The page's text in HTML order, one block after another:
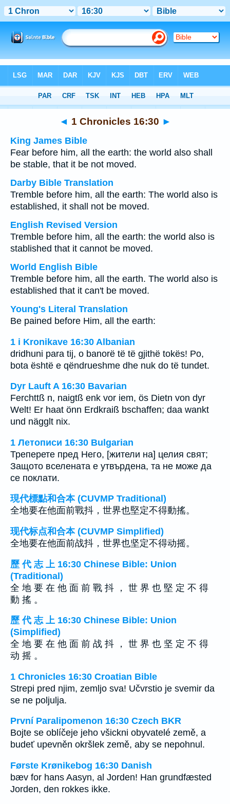
> 1 Chronicles 16:30
◄ 1 Chronicles 16:30 ►
King James Bible
Fear before him, all the earth: the world also shall
be stable, that it be not moved.
Darby Bible Translation
Tremble before him, all the earth: The world also is
established, it shall not be moved.
English Revised Version
Tremble before him, all the earth: the world also is
stablished that it cannot be moved.
World English Bible
Tremble before him, all the earth. The world also is
established that it can't be moved.
Young's Literal Translation
Be pained before Him, all the earth:
1 i Kronikave 16:30 Albanian
dridhuni para tij, o banorë të të gjithë tokës! Po,
bota është e qëndrueshme dhe nuk do të tundet.
Dyr Lauft A 16:30 Bavarian
Ferchttß n, naigtß enk vor iem, ös Dietn von dyr
Welt! Er haat önn Erdkraiß bschaffen; daa wankt
und nägglt nix.
1 Летописи 16:30 Bulgarian
Треперете пред Него, [жители на] целия свят;
Защото вселената е утвърдена, та не може да
се поклати.
現代標點和合本 (CUVMP Traditional)
全地要在他面前戰抖，世界也堅定不得動搖。
现代标点和合本 (CUVMP Simplified)
全地要在他面前战抖，世界也坚定不得动摇。
歷 代 志 上 16:30 Chinese Bible: Union
(Traditional)
全 地 要 在 他 面 前 戰 抖 ， 世 界 也 堅 定 不 得
動 搖 。
歷 代 志 上 16:30 Chinese Bible: Union
(Simplified)
全 地 要 在 他 面 前 战 抖 ， 世 界 也 坚 定 不 得
动 摇 。
1 Chronicles 16:30 Croatian Bible
Strepi pred njim, zemljo sva! Učvrstio je svemir da
se ne poljulja.
První Paralipomenon 16:30 Czech BKR
Bojte se oblíčeje jeho všickni obyvatelé země, a
budeť upevněn okršlek země, aby se nepohnul.
Første Krønikebog 16:30 Danish
bæv for hans Aasyn, al Jorden! Han grundfæsted
Jorden, den rokkes ikke.